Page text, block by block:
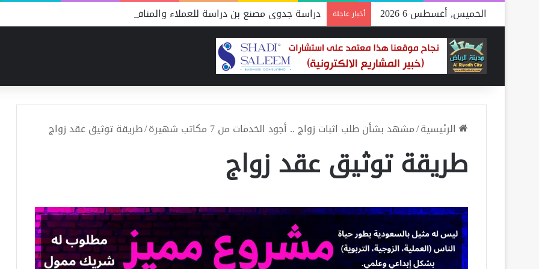
الخميس, أغسطس 6 2026 أخبار عاجلة دراسة جدوى مصنع بن دراسة للعملاء والمنافسين
الرئيسية/مشهد بشأن طلب اثبات زواج .. أجود الخدمات من 7 مكاتب شهيرة /طريقة توثيق عقد زواج
طريقة توثيق عقد زواج